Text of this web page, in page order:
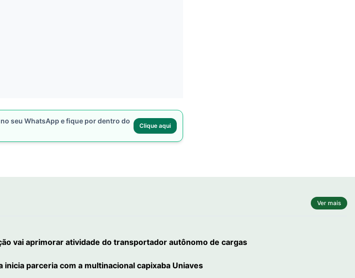
seu WhatsApp e fique por dentro do
Clique aqui
Ver mais
vai aprimorar atividade do transportador autônomo de cargas
inicia parceria com a multinacional capixaba Uniaves